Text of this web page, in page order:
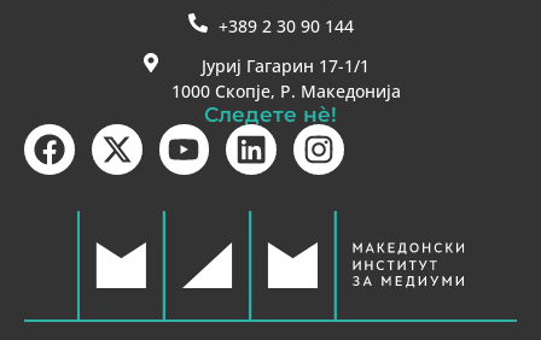
+389 2 30 90 144
Јуриј Гагарин 17-1/1
1000 Скопје, Р. Македонија
Следете нè!